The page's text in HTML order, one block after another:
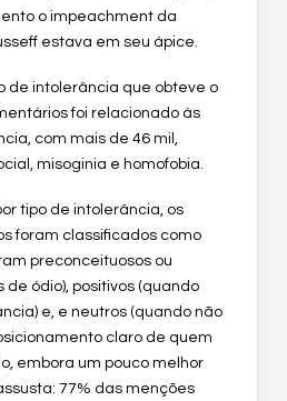
o impeachment da
estava em seu ápice.
de intolerância que obteve o
foi relacionado às
com mais de 46 mil,
misoginia e homofobia.
tipo de intolerância, os
foram classificados como
preconceituosos ou
ódio), positivos (quando
e, e neutros (quando não
claro de quem
embora um pouco melhor
77% das menções